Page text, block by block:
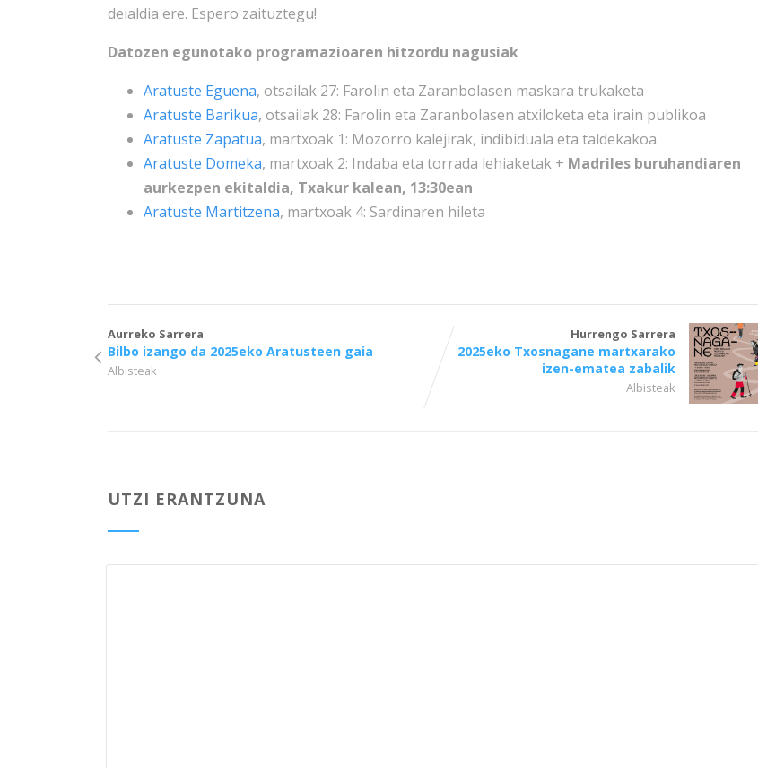
deialdia ere. Espero zaituztegu!
Datozen egunotako programazioaren hitzordu nagusiak
Aratuste Eguena, otsailak 27: Farolin eta Zaranbolasen maskara trukaketa
Aratuste Barikua, otsailak 28: Farolin eta Zaranbolasen atxiloketa eta irain publikoa
Aratuste Zapatua, martxoak 1: Mozorro kalejirak, indibiduala eta taldekakoa
Aratuste Domeka, martxoak 2: Indaba eta torrada lehiaketak + Madriles buruhandiaren
aurkezpen ekitaldia, Txakur kalean, 13:30ean
Aratuste Martitzena, martxoak 4: Sardinaren hileta
Aurreko Sarrera
Bilbo izango da 2025eko Aratusteen gaia
Albisteak
Hurrengo Sarrera
2025eko Txosnagane martxarako
izen-ematea zabalik
Albisteak
UTZI ERANTZUNA